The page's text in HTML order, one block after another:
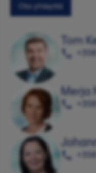
Ota yhteyttä
Tom
Merja